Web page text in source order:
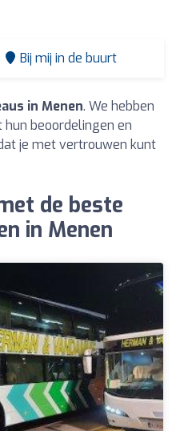
Bij mij in de buurt
in Menen. We hebben
beoordelingen en
je met vertrouwen kunt
de beste
in Menen